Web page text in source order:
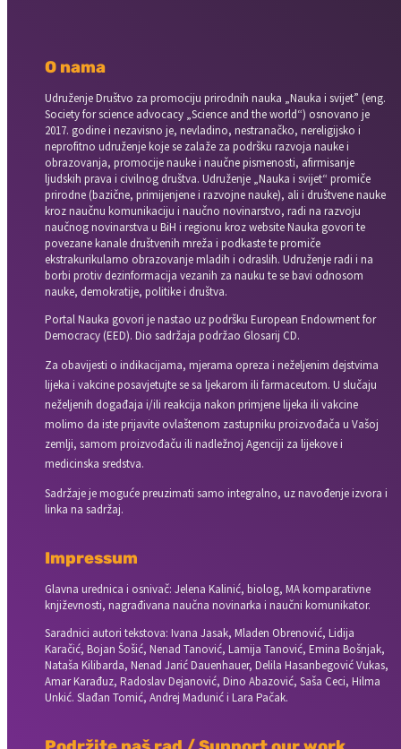
O nama
Udruženje Društvo za promociju prirodnih nauka „Nauka i svijet” (eng.
Society for science advocacy „Science and the world“) osnovano je
2017. godine i nezavisno je, nevladino, nestranačko, nereligijsko i
neprofitno udruženje koje se zalaže za podršku razvoja nauke i
obrazovanja, promocije nauke i naučne pismenosti, afirmisanje
ljudskih prava i civilnog društva. Udruženje „Nauka i svijet“ promiče
prirodne (bazične, primijenjene i razvojne nauke), ali i društvene nauke
kroz naučnu komunikaciju i naučno novinarstvo, radi na razvoju
naučnog novinarstva u BiH i regionu kroz website Nauka govori te
povezane kanale društvenih mreža i podkaste te promiče
ekstrakurikularno obrazovanje mladih i odraslih. Udruženje radi i na
borbi protiv dezinformacija vezanih za nauku te se bavi odnosom
nauke, demokratije, politike i društva.
Portal Nauka govori je nastao uz podršku European Endowment for
Democracy (EED). Dio sadržaja podržao Glosarij CD.
Za obavijesti o indikacijama, mjerama opreza i neželjenim dejstvima
lijeka i vakcine posavjetujte se sa ljekarom ili farmaceutom. U slučaju
neželjenih događaja i/ili reakcija nakon primjene lijeka ili vakcine
molimo da iste prijavite ovlaštenom zastupniku proizvođača u Vašoj
zemlji, samom proizvođaču ili nadležnoj Agenciji za lijekove i
medicinska sredstva.
Sadržaje je moguće preuzimati samo integralno, uz navođenje izvora i
linka na sadržaj.
Impressum
Glavna urednica i osnivač: Jelena Kalinić, biolog, MA komparativne
književnosti, nagrađivana naučna novinarka i naučni komunikator.
Saradnici autori tekstova: Ivana Jasak, Mladen Obrenović, Lidija
Karačić, Bojan Šošić, Nenad Tanović, Lamija Tanović, Emina Bošnjak,
Nataša Kilibarda, Nenad Jarić Dauenhauer, Delila Hasanbegović Vukas,
Amar Karađuz, Radoslav Dejanović, Dino Abazović, Saša Ceci, Hilma
Unkić. Slađan Tomić, Andrej Madunić i Lara Pačak.